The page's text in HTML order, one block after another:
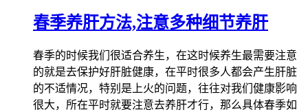
春季养肝方法,注意多种细节养肝
春季的时候我们很适合养生，在这时候养生最需要注意
的就是去保护好肝脏健康，在平时很多人都会产生肝脏
的不适情况，特别是上火的问题，往往对我们健康影响
很大，所在平时就要注意去养肝才行，那么具体春季如